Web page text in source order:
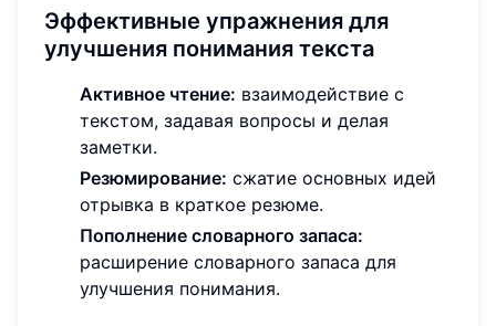
Эффективные упражнения для
улучшения понимания текста
Активное чтение: взаимодействие с
текстом, задавая вопросы и делая
заметки.
Резюмирование: сжатие основных идей
отрывка в краткое резюме.
Пополнение словарного запаса:
расширение словарного запаса для
улучшения понимания.